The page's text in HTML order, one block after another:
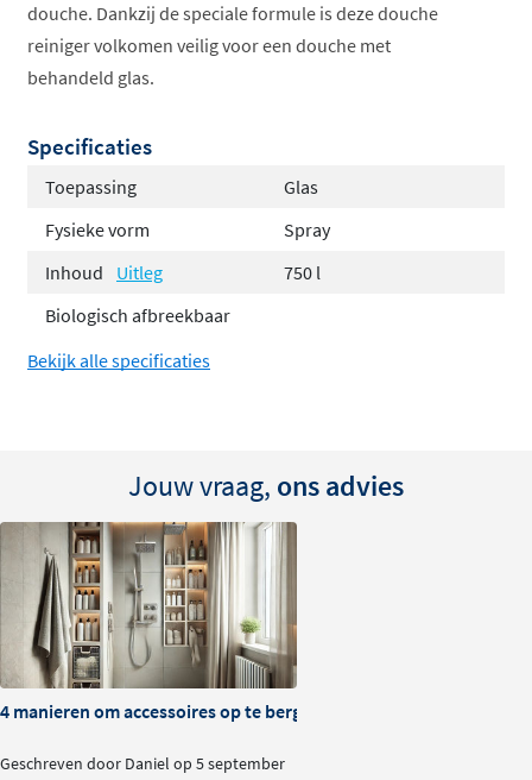
douche. Dankzij de speciale formule is deze douche
reiniger volkomen veilig voor een douche met
behandeld glas.
Specificaties
Toepassing
Glas
Fysieke vorm
Spray
Inhoud
Uitleg
750 l
Biologisch afbreekbaar
Bekijk alle specificaties
Jouw vraag, ons advies
4 manieren om accessoires op te bergen in je doucheruimte
Geschreven door Daniel op 5 september